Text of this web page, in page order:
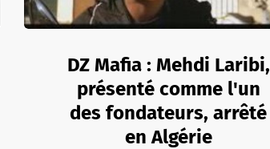
DZ Mafia : Mehdi Laribi,
présenté comme l'un
des fondateurs, arrêté
en Algérie